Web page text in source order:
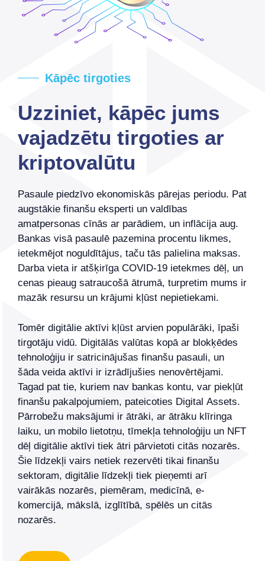
Kāpēc tirgoties
Uzziniet, kāpēc jums
vajadzētu tirgoties ar
kriptovalūtu
Pasaule piedzīvo ekonomiskās pārejas periodu. Pat
augstākie finanšu eksperti un valdības
amatpersonas cīnās ar parādiem, un inflācija aug.
Bankas visā pasaulē pazemina procentu likmes,
ietekmējot noguldītājus, taču tās palielina maksas.
Darba vieta ir atšķirīga COVID-19 ietekmes dēļ, un
cenas pieaug satraucošā ātrumā, turpretim mums ir
mazāk resursu un krājumi kļūst nepietiekami.
Tomēr digitālie aktīvi kļūst arvien populārāki, īpaši
tirgotāju vidū. Digitālās valūtas kopā ar blokķēdes
tehnoloģiju ir satricinājušas finanšu pasauli, un
šāda veida aktīvi ir izrādījušies nenovērtējami.
Tagad pat tie, kuriem nav bankas kontu, var piekļūt
finanšu pakalpojumiem, pateicoties Digital Assets.
Pārrobežu maksājumi ir ātrāki, ar ātrāku klīringa
laiku, un mobilo lietotņu, tīmekļa tehnoloģiju un NFT
dēļ digitālie aktīvi tiek ātri pārvietoti citās nozarēs.
Šie līdzekļi vairs netiek rezervēti tikai finanšu
sektoram, digitālie līdzekļi tiek pieņemti arī
vairākās nozarēs, piemēram, medicīnā, e-
komercijā, mākslā, izglītībā, spēlēs un citās
nozarēs.